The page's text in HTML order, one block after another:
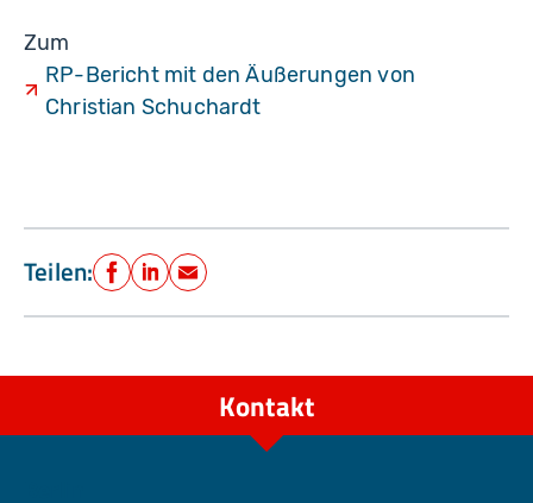
Zum
RP-Bericht mit den Äußerungen von
Christian Schuchardt
Teilen: Facebook
LinkedIn
E-Mail
Kontakt